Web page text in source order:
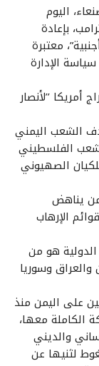
اليوم
بإعادة
معتبرة
الإدارة
أمريكا ’’لأنصار
الشعب اليمني
الفلسطيني
الصهيوني
يناهض
الإرهاب
هو من
وسوريا
على اليمن منذ
الكاملة معها،
والديني
لثنيها عن